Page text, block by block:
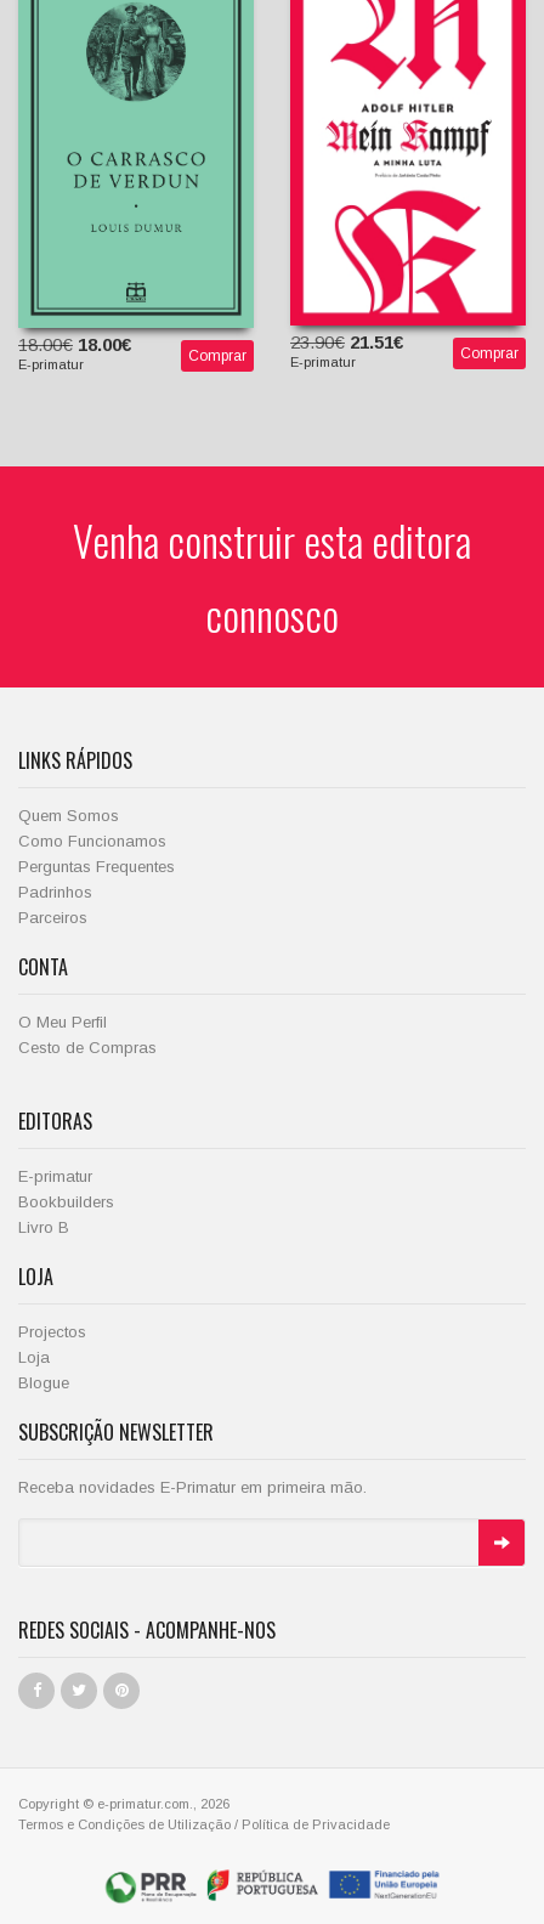
O Carrasco de Verdun
[Exclusivo E-Primatur n.º 8]
Louis Dumur
18.00€ 18.00€
E-primatur Comprar
Mein Kampf - A Minha Luta
Adolf Hitler
António Costa Pinto
(Introdução)
23.90€ 21.51€
E-primatur Comprar
Venha construir esta editora
connosco
LINKS RÁPIDOS
Quem Somos
Como Funcionamos
Perguntas Frequentes
Padrinhos
Parceiros
CONTA
O Meu Perfil
Cesto de Compras
EDITORAS
E-primatur
Bookbuilders
Livro B
LOJA
Projectos
Loja
Blogue
SUBSCRIÇÃO NEWSLETTER
Receba novidades E-Primatur em primeira mão.
REDES SOCIAIS - ACOMPANHE-NOS
Copyright © e-primatur.com., 2026
Termos e Condições de Utilização / Política de Privacidade